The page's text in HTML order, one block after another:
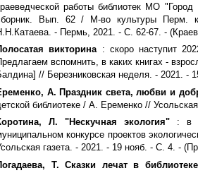
работы библиотек МО
Вып. 62 / М-во культуры Перм.
- Пермь, 2021. - С. 62-67. -
викторина: скоро наступит
вспомнить, в каких книгах -
// Березниковская неделя. - 2021. -
А. Праздник света, любви и
библиотеке / А. Еременко //
Л. "Нескучная экология" : в
конкурсе проектов
газета. - 2021. - 19 нояб. - С. 4. -
Т. Сказки лечат в библиотеке